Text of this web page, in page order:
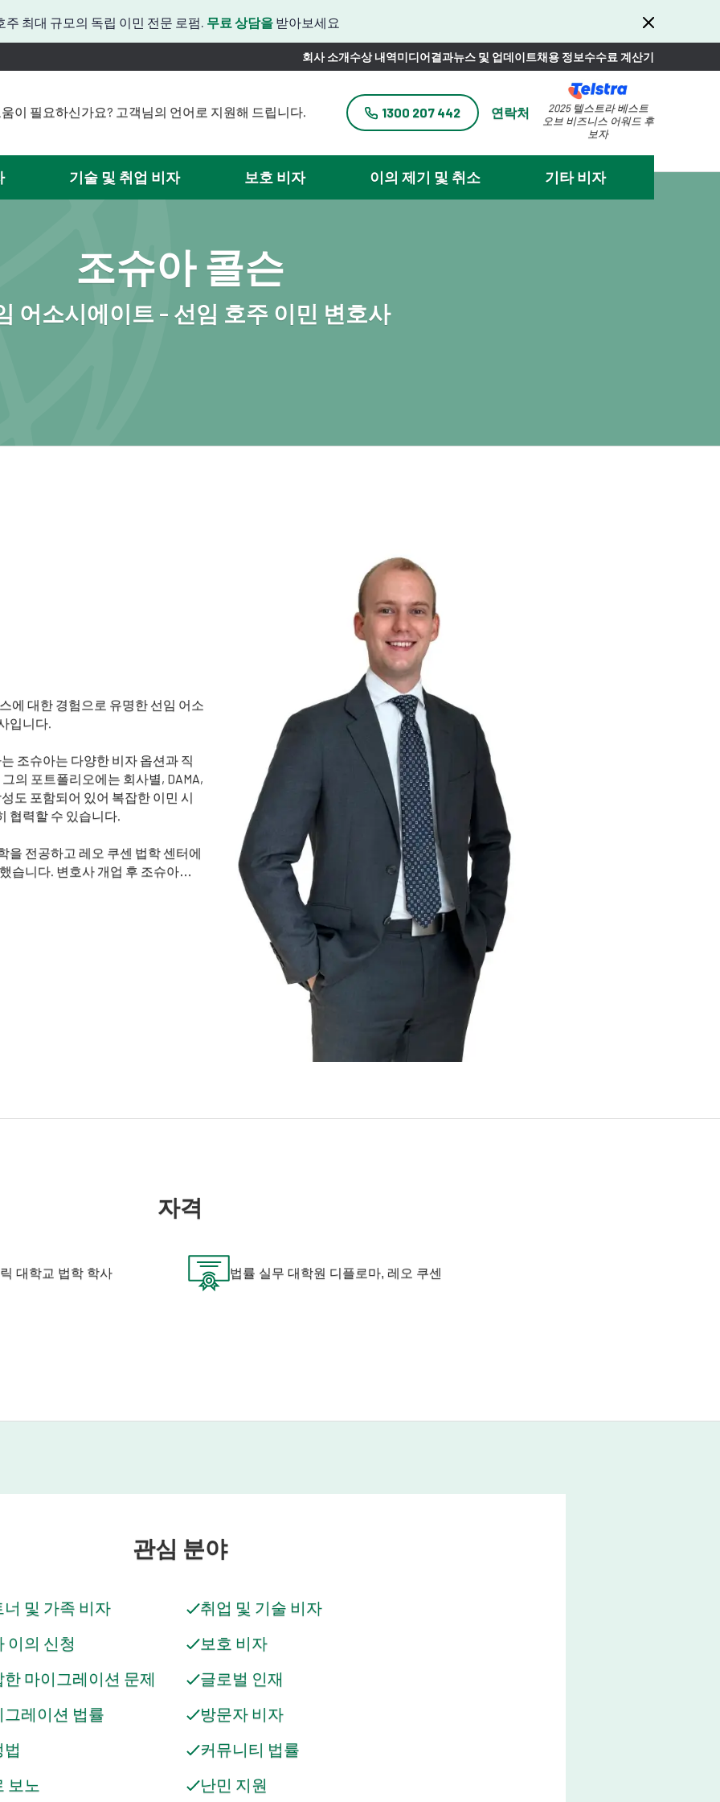
주 최대 규모의 독립 이민 전문 로펌. 무료 상담을받아보세요
회사 소개수상 내역미디어결과뉴스 및 업데이트채용 정보수수료 계산기
이 필요하신가요? 고객님의 언어로 지원해 드립니다.
도움이 필요하신가요? 스페인어로 도와드릴 수 있습니다.
이곳에서는 베트남어를 지원합니다.
1300 207 442 연락처
2025 텔스트라 베스트
오브 비즈니스 어워드 후
보자
기술 및 취업 비자 보호 비자 이의 제기 및 취소 기타 비자
조슈아 콜슨
어소시에이트 - 선임 호주 이민 변호사
에 대한 경험으로 유명한 선임 어소
입니다.
조슈아는 다양한 비자 옵션과 직
의 포트폴리오에는 회사별, DAMA,
도 포함되어 있어 복잡한 이민 시
협력할 수 있습니다.
을 전공하고 레오 쿠센 법학 센터에
습니다. 변호사 개업 후 조슈아는
국인 근로자가 호주에서 새로운 여
자격
대학교 법학 학사 법률 실무 대학원 디플로마, 레오 쿠센
관심 분야
너 및 가족 비자
취업 및 기술 비자
이의 신청
보호 비자
한 마이그레이션 문제
글로벌 인재
그레이션 법률
방문자 비자
커뮤니티 법률
보노
난민 지원